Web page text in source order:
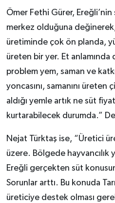
Ömer Fethi Gürer,
merkez olduğuna
üretiminde çok ön planda,
üreten bir yer. Et anlamında
problem yem, saman ve
yoncasını, samanını üreten
aldığı yemle artık ne süt
kurtarabilecek durumda.”
Nejat Türktaş ise, “Üretici
üzere. Bölgede hayvancılık
Ereğli gerçekten süt
Sorunlar arttı. Bu konuda
üreticiye destek olması